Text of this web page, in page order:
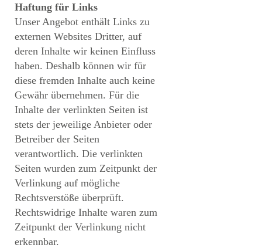
Haftung für Links
Unser Angebot enthält Links zu
externen Websites Dritter, auf
deren Inhalte wir keinen Einfluss
haben. Deshalb können wir für
diese fremden Inhalte auch keine
Gewähr übernehmen. Für die
Inhalte der verlinkten Seiten ist
stets der jeweilige Anbieter oder
Betreiber der Seiten
verantwortlich. Die verlinkten
Seiten wurden zum Zeitpunkt der
Verlinkung auf mögliche
Rechtsverstöße überprüft.
Rechtswidrige Inhalte waren zum
Zeitpunkt der Verlinkung nicht
erkennbar.